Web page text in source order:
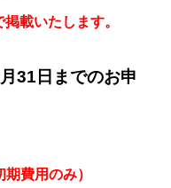
載いたします。
31日までのお申
費用のみ）